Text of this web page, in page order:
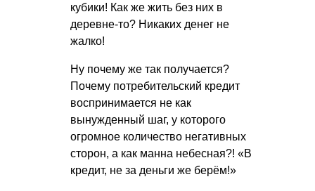
кубики! Как же жить без них в
деревне-то? Никаких денег не
жалко!
Ну почему же так получается?
Почему потребительский кредит
воспринимается не как
вынужденный шаг, у которого
огромное количество негативных
сторон, а как манна небесная?! «В
кредит, не за деньги же берём!»